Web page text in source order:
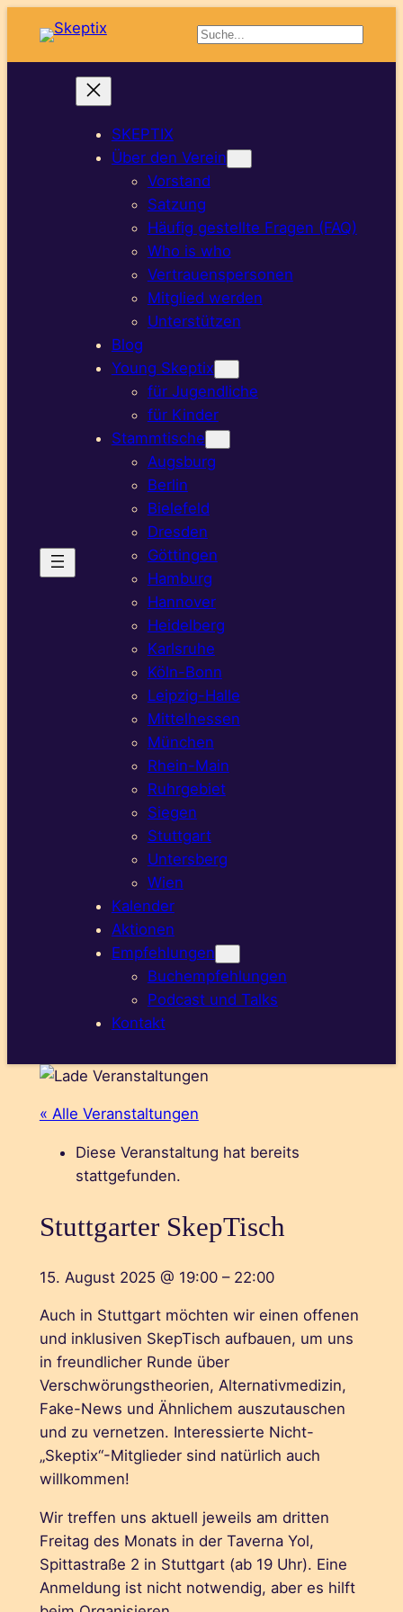
Suchen
SKEPTIX
Über den Verein
Vorstand
Satzung
Häufig gestellte Fragen (FAQ)
Who is who
Vertrauenspersonen
Mitglied werden
Unterstützen
Blog
Young Skeptix
für Jugendliche
für Kinder
Stammtische
Augsburg
Berlin
Bielefeld
Dresden
Göttingen
Hamburg
Hannover
Heidelberg
Karlsruhe
Köln-Bonn
Leipzig-Halle
Mittelhessen
München
Rhein-Main
Ruhrgebiet
Siegen
Stuttgart
Untersberg
Wien
Kalender
Aktionen
Empfehlungen
Buchempfehlungen
Podcast und Talks
Kontakt
« Alle Veranstaltungen
Diese Veranstaltung hat bereits
stattgefunden.
Stuttgarter SkepTisch
15. August 2025 @ 19:00 – 22:00
Auch in Stuttgart möchten wir einen offenen
und inklusiven SkepTisch aufbauen, um uns
in freundlicher Runde über
Verschwörungstheorien, Alternativmedizin,
Fake-News und Ähnlichem auszutauschen
und zu vernetzen. Interessierte Nicht-
„Skeptix“-Mitglieder sind natürlich auch
willkommen!
Wir treffen uns aktuell jeweils am dritten
Freitag des Monats in der Taverna Yol,
Spittastraße 2 in Stuttgart (ab 19 Uhr). Eine
Anmeldung ist nicht notwendig, aber es hilft